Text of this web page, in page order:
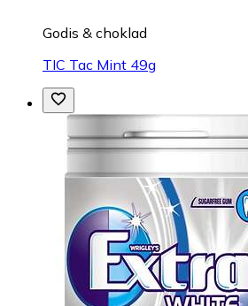
Godis & choklad
TIC Tac Mint 49g